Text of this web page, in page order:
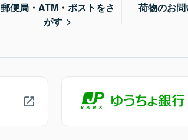
郵便局・ATM・ポストをさ
がす
荷物のお